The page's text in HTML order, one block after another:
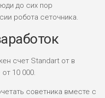
до сих пор
робота сеточника.
счет Standart от в
10 000.
советника вместе с